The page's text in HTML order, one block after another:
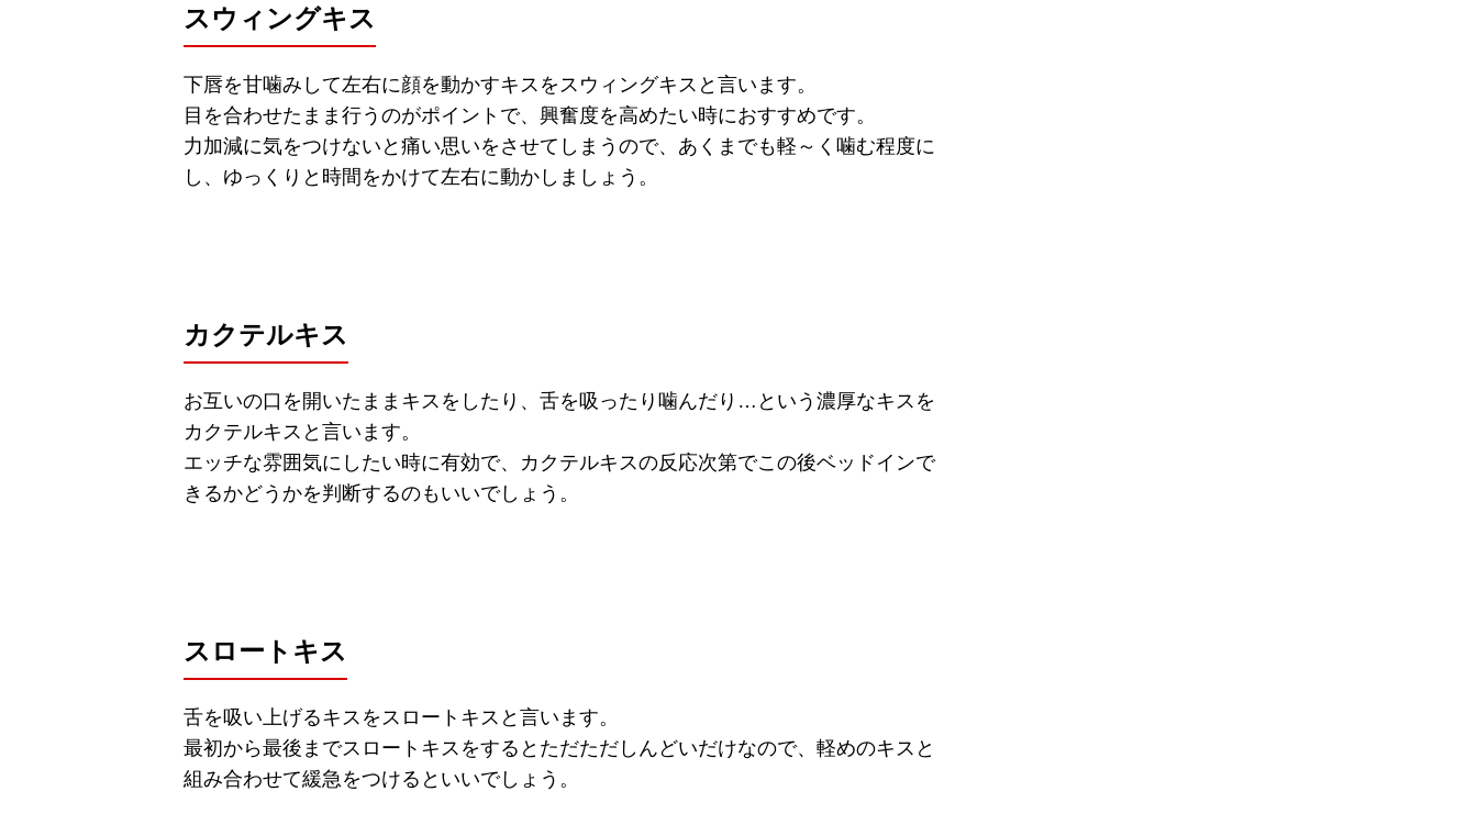
スウィングキス
下唇を甘噛みして左右に顔を動かすキスをスウィングキスと言います。
目を合わせたまま行うのがポイントで、興奮度を高めたい時におすすめです。
力加減に気をつけないと痛い思いをさせてしまうので、あくまでも軽～く噛む程度に
し、ゆっくりと時間をかけて左右に動かしましょう。
カクテルキス
お互いの口を開いたままキスをしたり、舌を吸ったり噛んだり…という濃厚なキスを
カクテルキスと言います。
エッチな雰囲気にしたい時に有効で、カクテルキスの反応次第でこの後ベッドインで
きるかどうかを判断するのもいいでしょう。
スロートキス
舌を吸い上げるキスをスロートキスと言います。
最初から最後までスロートキスをするとただただしんどいだけなので、軽めのキスと
組み合わせて緩急をつけるといいでしょう。